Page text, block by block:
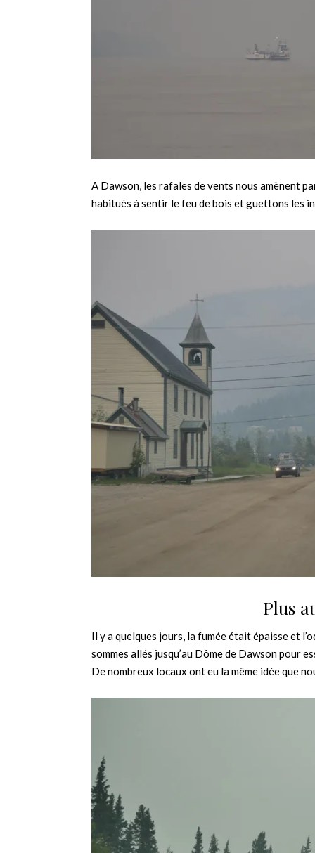
A Dawson, les rafales de vents nous amènent
habitués à sentir le feu de bois et guettons les
Plus
Il y a quelques jours, la fumée était épaisse et
sommes allés jusqu’au Dôme de Dawson pour
De nombreux locaux ont eu la même idée que